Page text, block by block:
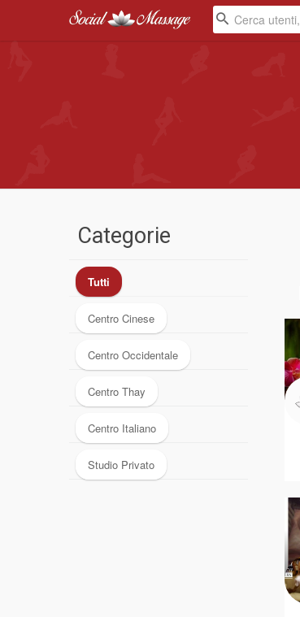
Categorie
Tutti
Centro Cinese
Centro Occidentale
Centro Thay
Centro Italiano
Studio Privato